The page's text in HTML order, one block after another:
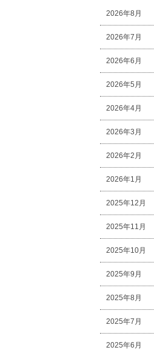
2026年8月
2026年7月
2026年6月
2026年5月
2026年4月
2026年3月
2026年2月
2026年1月
2025年12月
2025年11月
2025年10月
2025年9月
2025年8月
2025年7月
2025年6月